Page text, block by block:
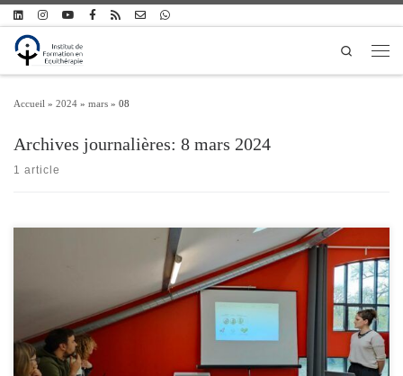
Passer au contenu
Search
Accueil » 2024 » mars » 08
Archives journalières: 8 mars 2024
1 article
Les stagiaires en formation d’équithérapeute des promotions de Paris 2022
(Xénaphon) et Toulouse 2023 soutiendront leurs travaux de recherche de fin de
formation les 28 et 29 mars 2024 à Paris. Les soutenances se dérouleront au centre
équestre Bayard-UCPA, avenue du Polygone, 75012 PARIS. L’entrée est libre, mais
l’inscription en […]